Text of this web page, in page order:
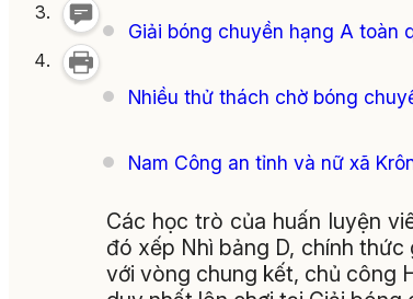
Giải bóng chuyền hạng A toàn
Nhiều thử thách chờ bóng
Nam Công an tỉnh và nữ xã
Các học trò của huấn luyện
đó xếp Nhì bảng D, chính
với vòng chung kết, chủ công